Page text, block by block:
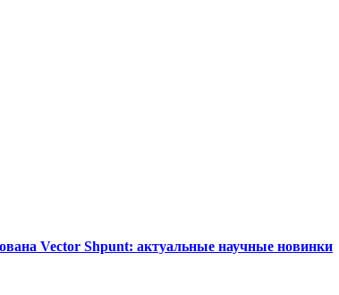
Vector Shpunt: актуальные научные новинки